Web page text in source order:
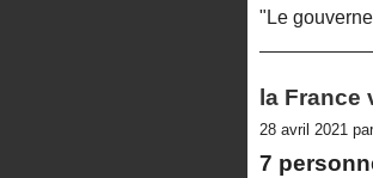
"Le
la France
28 avril 2021
7